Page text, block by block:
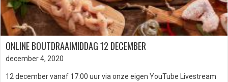
ONLINE BOUTDRAAIMIDDAG 12 DECEMBER
december 4, 2020
12 december vanaf 17:00 uur via onze eigen YouTube Livestream